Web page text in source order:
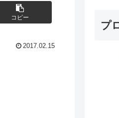
コピー
2017.02.15
プ